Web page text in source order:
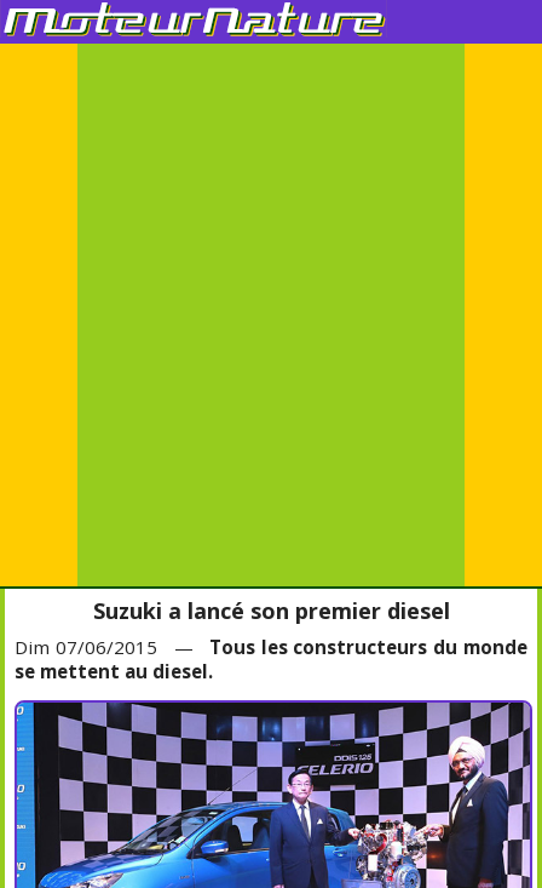
Suzuki a lancé son premier diesel
Dim 07/06/2015 — Tous les constructeurs du monde
se mettent au diesel.